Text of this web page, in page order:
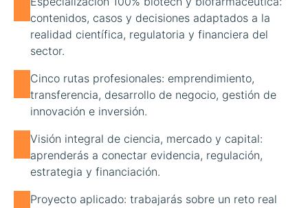
contenidos, casos y decisiones adaptados a la
realidad científica, regulatoria y financiera del
sector.
Cinco rutas profesionales: emprendimiento,
transferencia, desarrollo de negocio, gestión de
innovación e inversión.
Visión integral de ciencia, mercado y capital:
aprenderás a conectar evidencia, regulación,
estrategia y financiación.
Proyecto aplicado: trabajarás sobre un reto real